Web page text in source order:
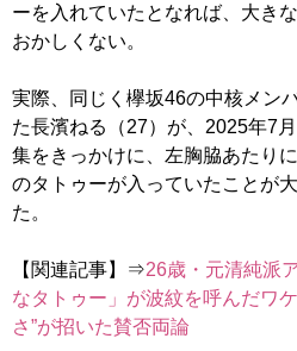
ーを入れていたとなれば、大き
おかしくない。
実際、同じく欅坂46の中核メン
た長濱ねる（27）が、2025年7
集をきっかけに、左胸脇あたり
のタトゥーが入っていたことが
た。
【関連記事】⇒26歳・元清純派
なタトゥー」が波紋を呼んだワ
さ”が招いた賛否両論